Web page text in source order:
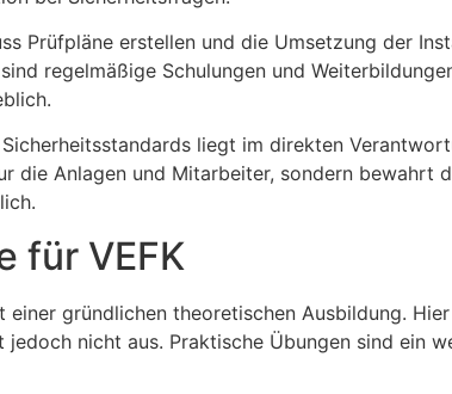
Prüfpläne erstellen und die Umsetzung der
regelmäßige Schulungen und
liegt im direkten
Anlagen und Mitarbeiter, sondern bewahrt
für VEFK
gründlichen theoretischen Ausbildung.
nicht aus. Praktische Übungen sind ein